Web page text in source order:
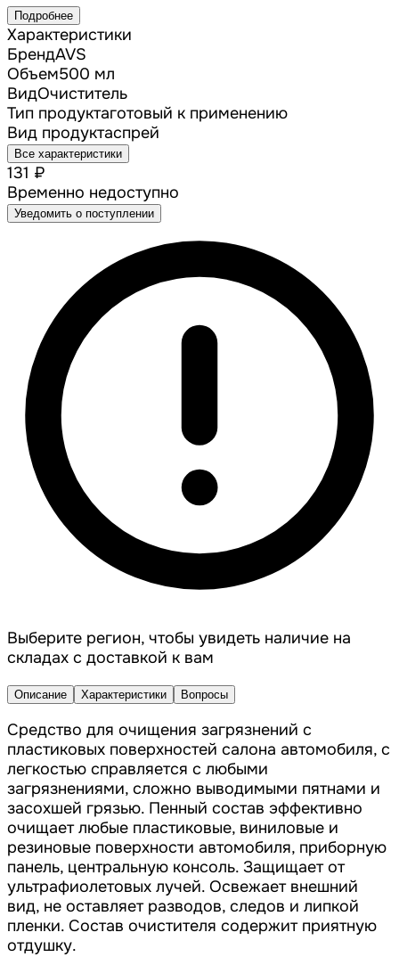
Подробнее
Характеристики
БрендAVS
Объем500 мл
ВидОчиститель
Тип продуктаготовый к применению
Вид продуктаспрей
Все характеристики
131 ₽
Временно недоступно
Уведомить о поступлении
Выберите регион, чтобы увидеть наличие на
складах с доставкой к вам
Описание Характеристики Вопросы
Средство для очищения загрязнений с
пластиковых поверхностей салона автомобиля, с
легкостью справляется с любыми
загрязнениями, сложно выводимыми пятнами и
засохшей грязью. Пенный состав эффективно
очищает любые пластиковые, виниловые и
резиновые поверхности автомобиля, приборную
панель, центральную консоль. Защищает от
ультрафиолетовых лучей. Освежает внешний
вид, не оставляет разводов, следов и липкой
пленки. Состав очистителя содержит приятную
отдушку.